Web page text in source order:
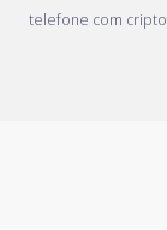
telefone com cripto